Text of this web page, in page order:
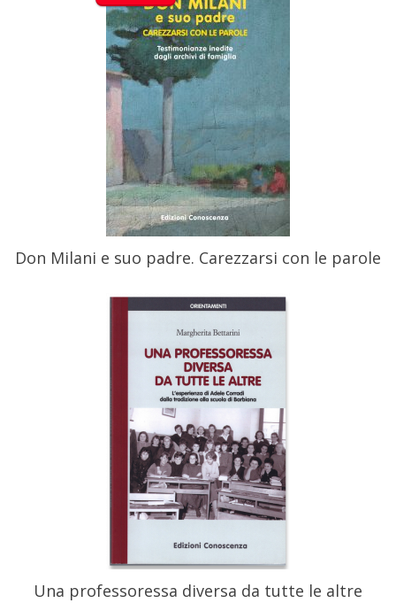
Don Milani e suo padre. Carezzarsi con le parole
Una professoressa diversa da tutte le altre